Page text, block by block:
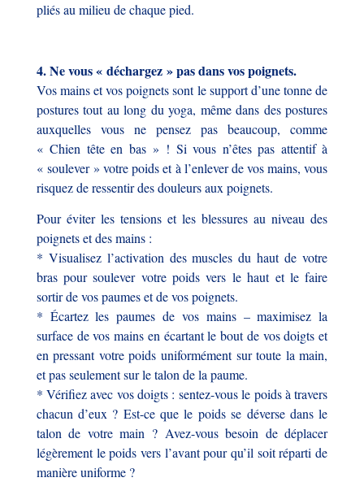
pliés au milieu de chaque pied.
4. Ne vous « déchargez » pas dans vos poignets.
Vos mains et vos poignets sont le support d’une tonne de
postures tout au long du yoga, même dans des postures
auxquelles vous ne pensez pas beaucoup, comme
« Chien tête en bas » ! Si vous n’êtes pas attentif à
« soulever » votre poids et à l’enlever de vos mains, vous
risquez de ressentir des douleurs aux poignets.
Pour éviter les tensions et les blessures au niveau des
poignets et des mains :
* Visualisez l’activation des muscles du haut de votre
bras pour soulever votre poids vers le haut et le faire
sortir de vos paumes et de vos poignets.
* Écartez les paumes de vos mains – maximisez la
surface de vos mains en écartant le bout de vos doigts et
en pressant votre poids uniformément sur toute la main,
et pas seulement sur le talon de la paume.
* Vérifiez avec vos doigts : sentez-vous le poids à travers
chacun d’eux ? Est-ce que le poids se déverse dans le
talon de votre main ? Avez-vous besoin de déplacer
légèrement le poids vers l’avant pour qu’il soit réparti de
manière uniforme ?